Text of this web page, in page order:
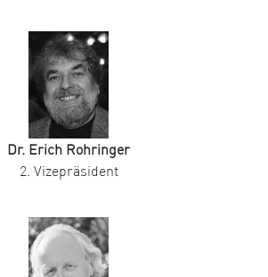
Dr. Erich Rohringer
2. Vizepräsident